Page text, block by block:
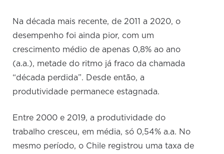
Na década mais recente, de 2011 a 2020, o
desempenho foi ainda pior, com um
crescimento médio de apenas 0,8% ao ano
(a.a.), metade do ritmo já fraco da chamada
“década perdida”. Desde então, a
produtividade permanece estagnada.
Entre 2000 e 2019, a produtividade do
trabalho cresceu, em média, só 0,54% a.a. No
mesmo período, o Chile registrou uma taxa de